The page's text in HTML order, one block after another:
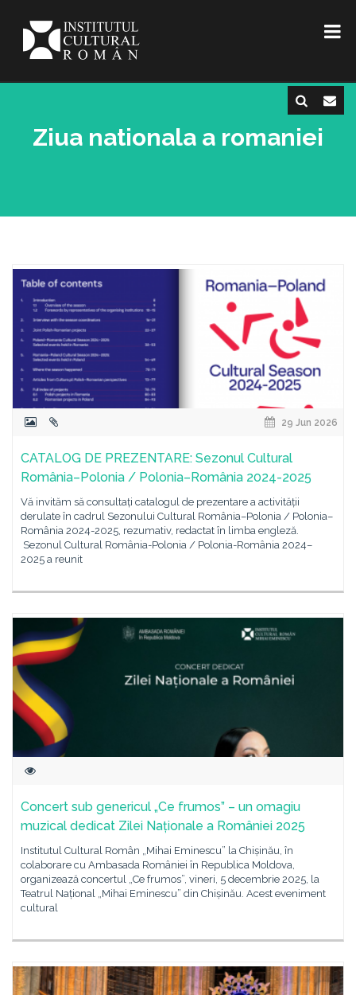
Ziua nationala a romaniei
29 Jun 2026
CATALOG DE PREZENTARE: Sezonul Cultural
România–Polonia / Polonia–România 2024-2025
Vă invităm să consultați catalogul de prezentare a activității
derulate în cadrul Sezonului Cultural România–Polonia / Polonia–
România 2024-2025, rezumativ, redactat în limba engleză.
Sezonul Cultural România-Polonia / Polonia-România 2024–
2025 a reunit
Concert sub genericul „Ce frumos” – un omagiu
muzical dedicat Zilei Naționale a României 2025
Institutul Cultural Român „Mihai Eminescu” la Chișinău, în
colaborare cu Ambasada României în Republica Moldova,
organizează concertul „Ce frumos”, vineri, 5 decembrie 2025, la
Teatrul Național „Mihai Eminescu” din Chișinău. Acest eveniment
cultural